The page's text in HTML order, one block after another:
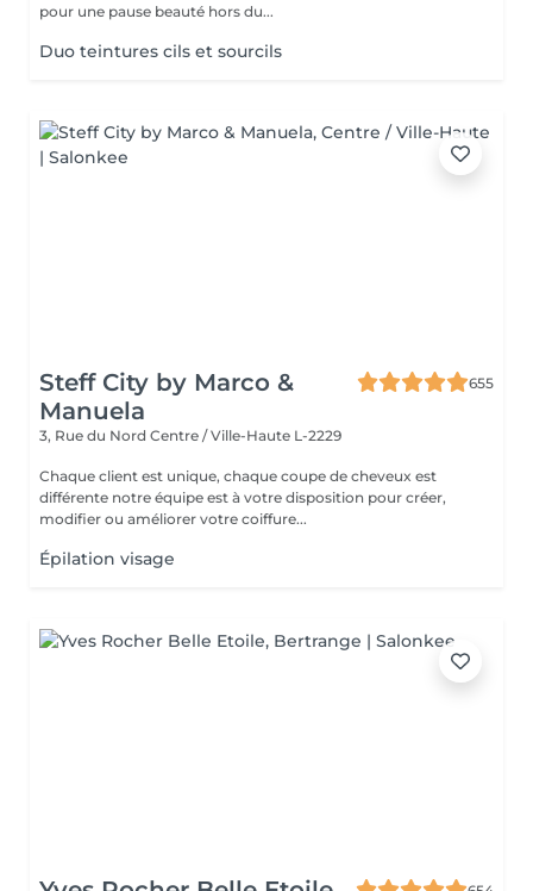
pour une pause beauté hors du...
Duo teintures cils et sourcils
Steff City by Marco &
Manuela
655
3, Rue du Nord Centre / Ville-Haute L-2229
Chaque client est unique, chaque coupe de cheveux est
différente notre équipe est à votre disposition pour créer,
modifier ou améliorer votre coiffure...
Épilation visage